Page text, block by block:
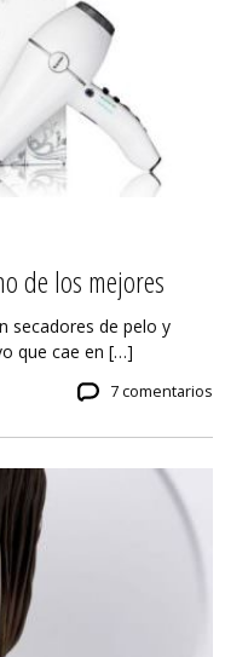
de los mejores
secadores de pelo y
que cae en […]
7 comentarios